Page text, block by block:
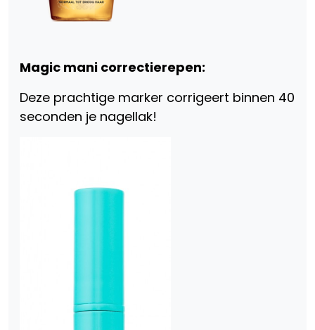
Magic mani correctierepen:
Deze prachtige marker corrigeert binnen 40
seconden je nagellak!